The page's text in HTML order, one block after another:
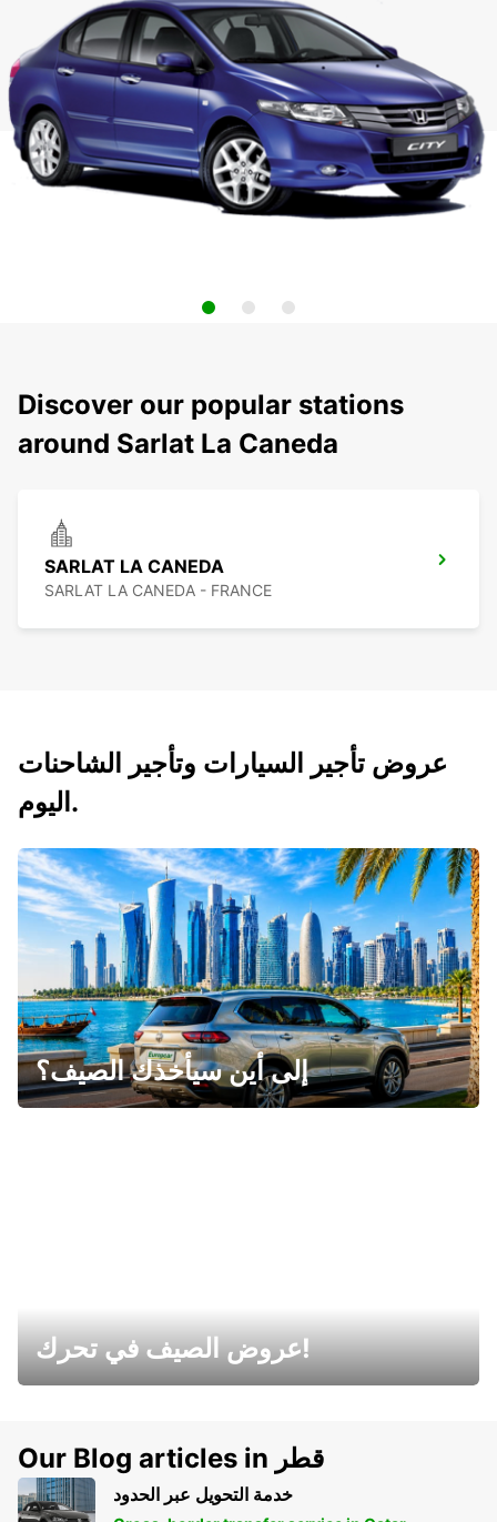
Discover our popular stations
around Sarlat La Caneda
SARLAT LA CANEDA
SARLAT LA CANEDA - FRANCE
عروض تأجير السيارات وتأجير الشاحنات
اليوم.
إلى أين سيأخذك الصيف؟
عروض الصيف في تحرك!
Our Blog articles in قطر
خدمة التحويل عبر الحدود